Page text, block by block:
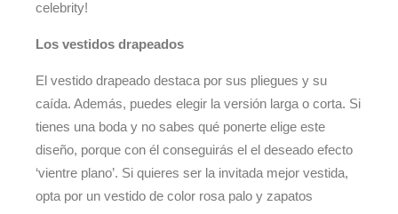
celebrity!
Los vestidos drapeados
El vestido drapeado destaca por sus pliegues y su
caída. Además, puedes elegir la versión larga o corta. Si
tienes una boda y no sabes qué ponerte elige este
diseño, porque con él conseguirás el el deseado efecto
‘vientre plano’. Si quieres ser la invitada mejor vestida,
opta por un vestido de color rosa palo y zapatos